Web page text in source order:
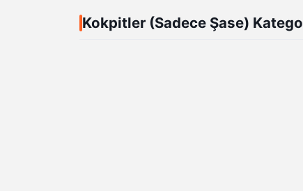
Kokpitler (Sadece Şase)